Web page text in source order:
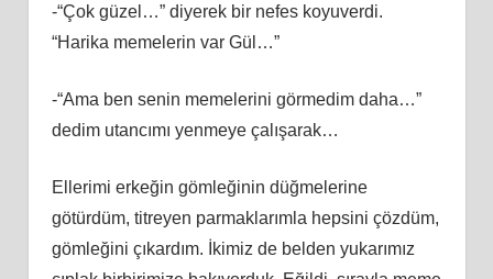
-“Çok güzel…” diyerek bir nefes koyuverdi.
“Harika memelerin var Gül…”
-“Ama ben senin memelerini görmedim daha…”
dedim utancımı yenmeye çalışarak…
Ellerimi erkeğin gömleğinin düğmelerine
götürdüm, titreyen parmaklarımla hepsini çözdüm,
gömleğini çıkardım. İkimiz de belden yukarımız